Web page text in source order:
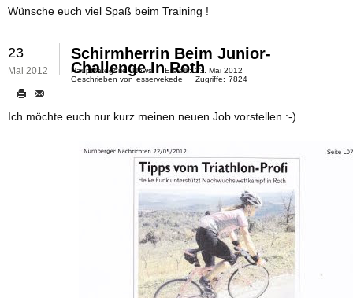
Wünsche euch viel Spaß beim Training !
23
Mai 2012
Schirmherrin Beim Junior-
Challenge In Roth
Hauptkategorie: News Erstellt: 23. Mai 2012
Geschrieben von esservekede Zugriffe: 7824
Ich möchte euch nur kurz meinen neuen Job vorstellen :-)